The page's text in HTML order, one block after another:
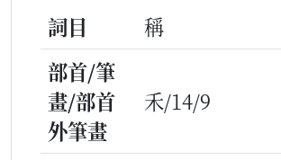
詞目
稱
部首/筆
畫/部首
外筆畫
禾/14/9